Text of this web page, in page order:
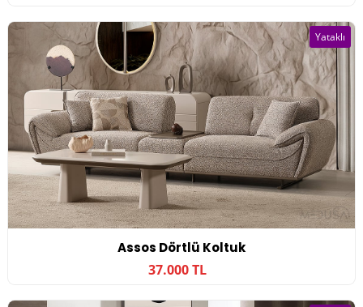
Assos Dörtlü Koltuk
37.000 TL
Yataklı